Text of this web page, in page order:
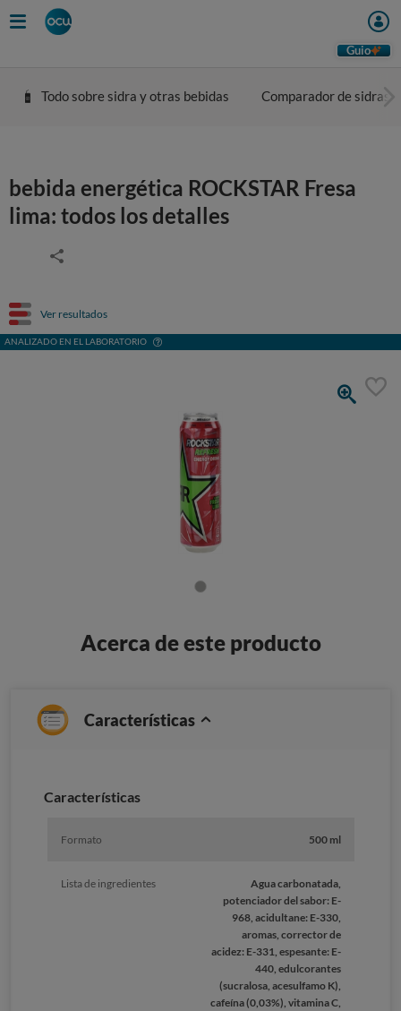
Guio
Todo sobre sidra y otras bebidas Comparador de sidras
bebida energética ROCKSTAR Fresa
lima: todos los detalles
Ver resultados
ANALIZADO EN EL LABORATORIO
Acerca de este producto
Características
Caracterí­sticas
Formato 500 ml
Lista de ingredientes
Agua carbonatada,
potenciador del sabor: E-
968, acidultane: E-330,
aromas, corrector de
acidez: E-331, espesante: E-
440, edulcorantes
(sucralosa, acesulfamo K),
cafeína (0,03%), vitamina C,